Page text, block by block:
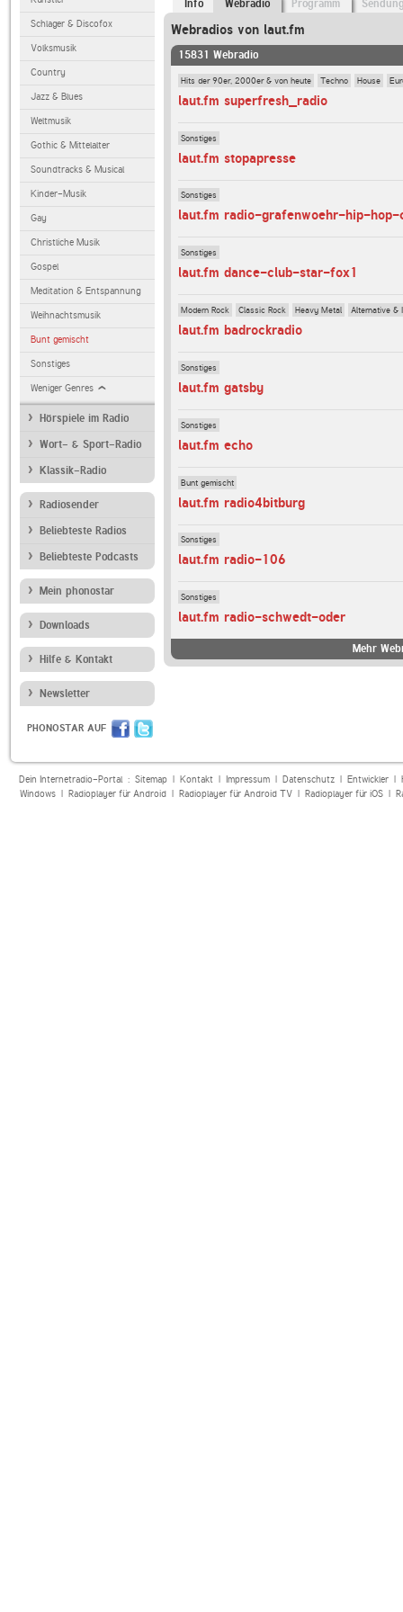
Schlager & Discofox
Volksmusik
Country
Jazz & Blues
Weltmusik
Gothic & Mittelalter
Soundtracks & Musical
Kinder-Musik
Gay
Christliche Musik
Gospel
Meditation & Entspannung
Weihnachtsmusik
Bunt gemischt
Sonstiges
Weniger Genres
Hörspiele im Radio
Wort- & Sport-Radio
Klassik-Radio
Radiosender
Beliebteste Radios
Beliebteste Podcasts
Mein phonostar
Downloads
Hilfe & Kontakt
Newsletter
PHONOSTAR AUF
Info Webradio Programm
Webradios von laut.fm
15831 Webradio
Hits der 90er, 2000er & von heute Techno House
laut.fm superfresh_radio
Sonstiges
laut.fm stopapresse
Sonstiges
laut.fm radio-grafenwoehr-hip-hop-
Sonstiges
laut.fm dance-club-star-fox1
Modern Rock Classic Rock Heavy Metal Alternative &
laut.fm badrockradio
Sonstiges
laut.fm gatsby
Sonstiges
laut.fm echo
Bunt gemischt
laut.fm radio4bitburg
Sonstiges
laut.fm radio-106
Sonstiges
laut.fm radio-schwedt-oder
Mehr
Dein Internetradio-Portal : Sitemap| Kontakt| Impressum| Datenschutz| Entwickler|
Windows| Radioplayer für Android| Radioplayer für Android TV| Radioplayer für iOS|